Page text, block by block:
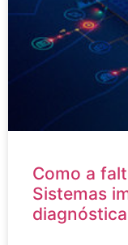
Como a
Sistemas
diagnóstica